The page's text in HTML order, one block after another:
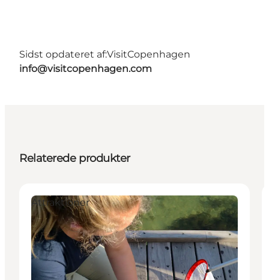
Sidst opdateret af:VisitCopenhagen
info@visitcopenhagen.com
Relaterede produkter
Attraktioner